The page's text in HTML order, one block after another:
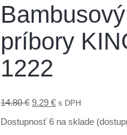
príbory
1222
14.80€ 9.29€ s DPH
Dostupnosť 6 na sklade